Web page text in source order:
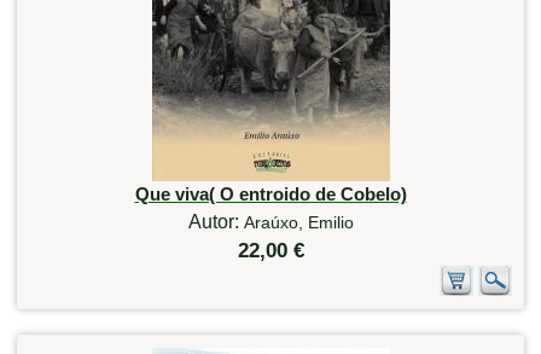
Que viva( O entroido de Cobelo)
Autor: Araúxo, Emilio
22,00 €